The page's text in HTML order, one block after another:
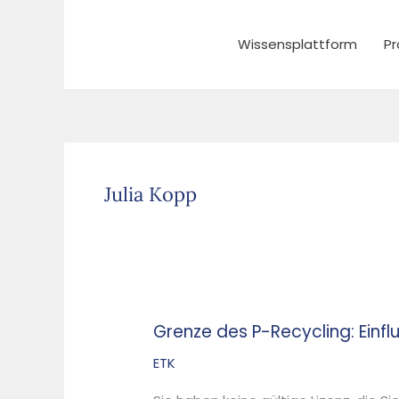
Wissensplattform
Julia Kopp
Grenze des P-Recycling:
ETK
Grenze
des